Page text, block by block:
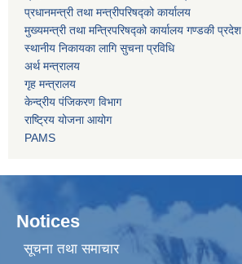
प्रधानमन्त्री तथा मन्त्रीपरिषद्को कार्यालय
मुख्यमन्त्री तथा मन्त्रिपरिषद्को कार्यालय गण्डकी प्रदेश
स्थानीय निकायका लागि सुचना प्रविधि
अर्थ मन्त्रालय
गृह मन्त्रालय
केन्द्रीय पंजिकरण विभाग
राष्ट्रिय योजना आयोग
PAMS
Notices
सूचना तथा समाचार